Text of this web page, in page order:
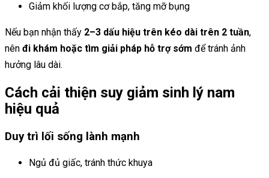
Giảm khối lượng cơ bắp, tăng mỡ bụng
Nếu bạn nhận thấy 2–3 dấu hiệu trên kéo dài trên 2 tuần,
nên đi khám hoặc tìm giải pháp hỗ trợ sớm để tránh ảnh
hưởng lâu dài.
Cách cải thiện suy giảm sinh lý nam
hiệu quả
Duy trì lối sống lành mạnh
Ngủ đủ giấc, tránh thức khuya